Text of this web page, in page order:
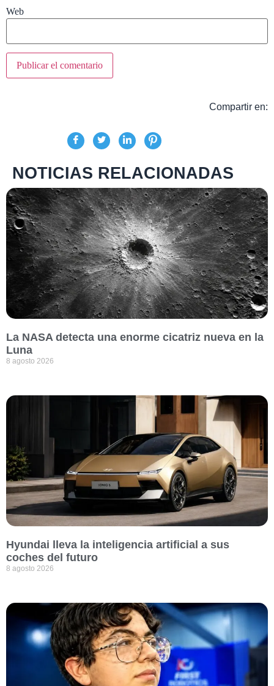
Web
Compartir en:
NOTICIAS RELACIONADAS
La NASA detecta una enorme cicatriz nueva en la
Luna
8 agosto 2026
Hyundai lleva la inteligencia artificial a sus
coches del futuro
8 agosto 2026